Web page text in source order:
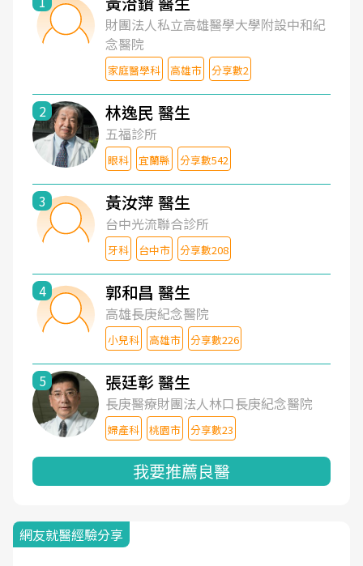
財團法人私立高雄醫學大學附設中和紀
念醫院
家庭醫學科 高雄市 分享數2
2 林逸民 醫生
五福診所
眼科 宜蘭縣 分享數542
3 黃汝萍 醫生
台中光流聯合診所
牙科 台中市 分享數208
4 郭和昌 醫生
高雄長庚紀念醫院
小兒科 高雄市 分享數226
5 張廷彰 醫生
長庚醫療財團法人林口長庚紀念醫院
婦產科 桃園市 分享數23
我要推薦良醫
網友就醫經驗分享